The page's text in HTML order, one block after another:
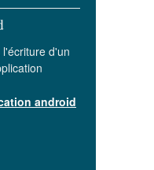
d'un
android